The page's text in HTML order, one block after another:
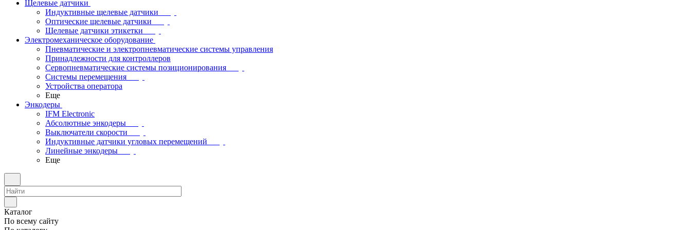
Щелевые датчики
Индуктивные щелевые датчики
Оптические щелевые датчики
Щелевые датчики этикетки
Электромеханическое оборудование
Пневматические и электропневматические системы управления
Принадлежности для контроллеров
Сервопневматические системы позиционирования
Системы перемещения
Устройства оператора
Еще
Энкодеры
IFM Electronic
Абсолютные энкодеры
Выключатели скорости
Индуктивные датчики угловых перемещений
Линейные энкодеры
Еще
Каталог
По всему сайту